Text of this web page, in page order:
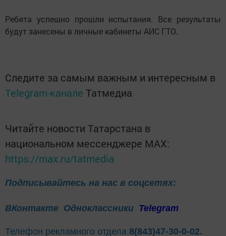
Ребята успешно прошли испытания. Все результаты
будут занесены в личные кабинеты АИС ГТО.
Следите за самым важным и интересным в
Telegram-канале Татмедиа
Читайте новости Татарстана в
национальном мессенджере MАХ:
https://max.ru/tatmedia
Подписывайтесь на нас в соцсетях:
ВКонтакте Одноклассники Telegram
Телефон рекламного отдела 8(843)47-30-0-02.